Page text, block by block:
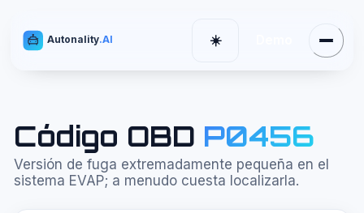
Autonality.AI
Cambiar tema
☀️ Menú
Código OBD P0456
Versión de fuga extremadamente pequeña en el
sistema EVAP; a menudo cuesta localizarla.